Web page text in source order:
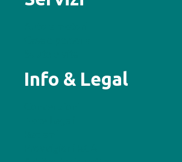
Info & Legal